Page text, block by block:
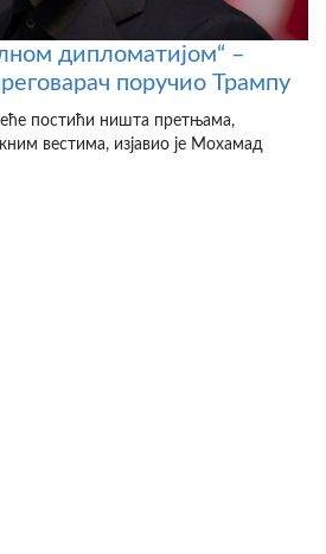
дипломатијом“ –
поручио Трампу
постићи ништа претњама,
вестима, изјавио је Мохамад